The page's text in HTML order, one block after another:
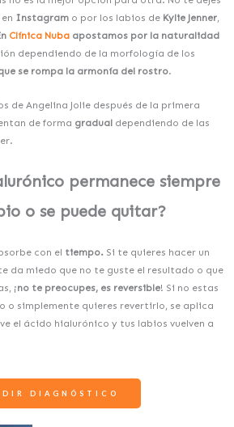
Instagram o por los labios de Kylie Jenner,
Clínica Nuba apostamos por la naturalidad
dependiendo de la morfología de los
se rompa la armonía del rostro.
de Angelina Jolie después de la primera
de forma gradual dependiendo de las
permanece siempre
o se puede quitar?
con el tiempo. Si te quieres hacer un
da miedo que no te guste el resultado o que
¡no te preocupes, es reversible! Si no estas
o simplemente quieres revertirlo, se aplica
el ácido hialurónico y tus labios vuelven a
DIAGNÓSTICO